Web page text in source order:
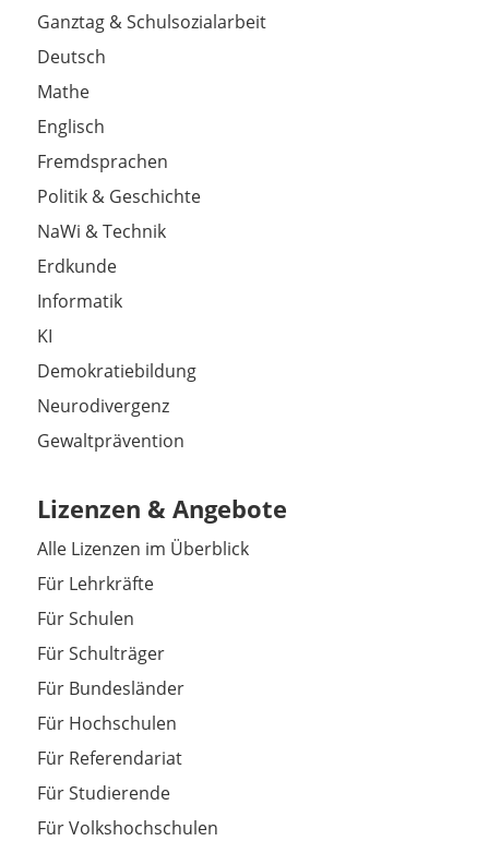
Ganztag & Schulsozialarbeit
Deutsch
Mathe
Englisch
Fremdsprachen
Politik & Geschichte
NaWi & Technik
Erdkunde
Informatik
KI
Demokratiebildung
Neurodivergenz
Gewaltprävention
Lizenzen & Angebote
Alle Lizenzen im Überblick
Für Lehrkräfte
Für Schulen
Für Schulträger
Für Bundesländer
Für Hochschulen
Für Referendariat
Für Studierende
Für Volkshochschulen